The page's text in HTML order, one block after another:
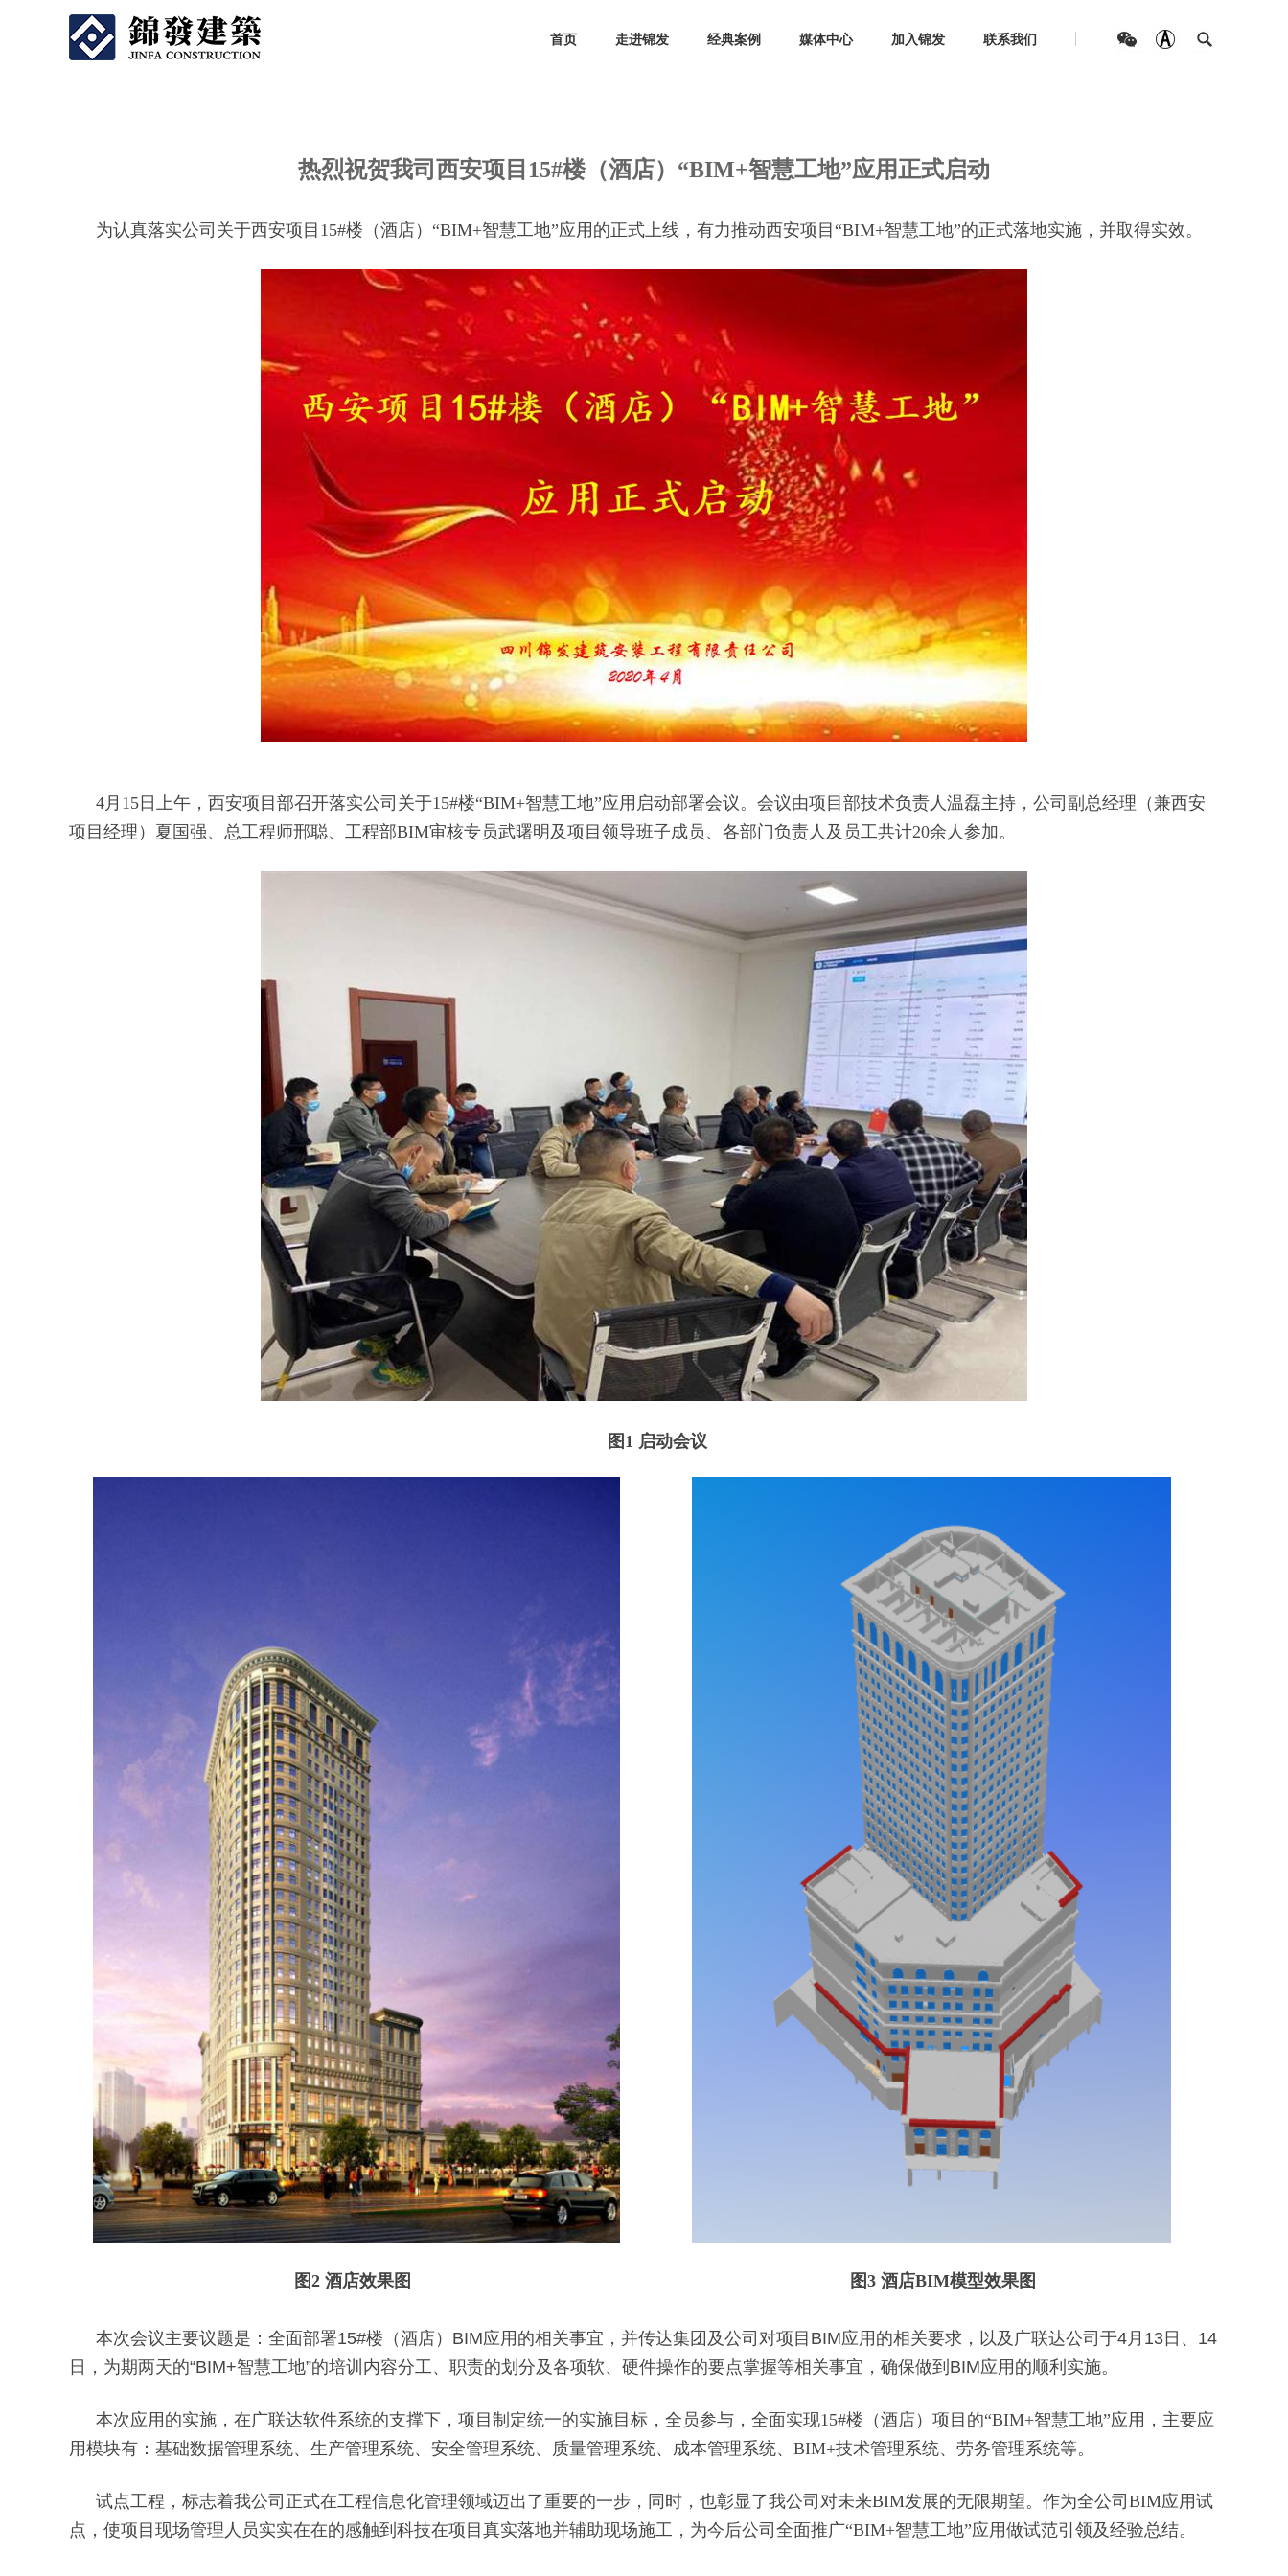
首页 走进锦发 经典案例 媒体中心 加入锦发 联系我们
热烈祝贺我司西安项目15#楼（酒店）“BIM+智慧工地”应用正式启动
为认真落实公司关于西安项目15#楼（酒店）“BIM+智慧工地”应用的正式上线，有力推动西安项目“BIM+智慧工地”的正式落地实施，并取得实效。
4月15日上午，西安项目部召开落实公司关于15#楼“BIM+智慧工地”应用启动部署会议。会议由项目部技术负责人温磊主持，公司副总经理（兼西安
项目经理）夏国强、总工程师邢聪、工程部BIM审核专员武曙明及项目领导班子成员、各部门负责人及员工共计20余人参加。
图1 启动会议
图2 酒店效果图 图3 酒店BIM模型效果图
本次会议主要议题是：全面部署15#楼（酒店）BIM应用的相关事宜，并传达集团及公司对项目BIM应用的相关要求，以及广联达公司于4月13日、14
日，为期两天的“BIM+智慧工地”的培训内容分工、职责的划分及各项软、硬件操作的要点掌握等相关事宜，确保做到BIM应用的顺利实施。
本次应用的实施，在广联达软件系统的支撑下，项目制定统一的实施目标，全员参与，全面实现15#楼（酒店）项目的“BIM+智慧工地”应用，主要应
用模块有：基础数据管理系统、生产管理系统、安全管理系统、质量管理系统、成本管理系统、BIM+技术管理系统、劳务管理系统等。
试点工程，标志着我公司正式在工程信息化管理领域迈出了重要的一步，同时，也彰显了我公司对未来BIM发展的无限期望。作为全公司BIM应用试
点，使项目现场管理人员实实在在的感触到科技在项目真实落地并辅助现场施工，为今后公司全面推广“BIM+智慧工地”应用做试范引领及经验总结。